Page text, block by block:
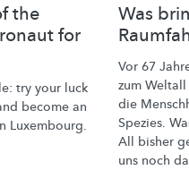
the
for
try your luck
become an
Luxembourg.
Was
Vor 67
zum
die
Spezies.
All bisher
uns noch